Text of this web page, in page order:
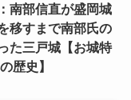
南部信直が盛岡城
移すまで南部氏の
た三戸城【お城特
歴史】